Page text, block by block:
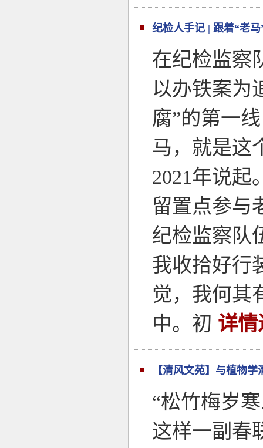
纪检人手记 | 跟着“老
在纪检监察
以办铁案为
腐”的第一
马，就是这
2021年说起
留置点参与
纪检监察队
我收拾好行
觉，我何其
中。初 详情
【清风文苑】与植物学
“松竹梅岁
这样一副春